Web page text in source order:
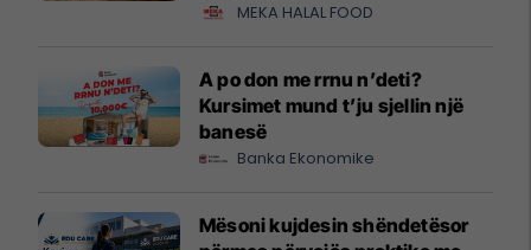
MEKA HALAL FOOD
A po don me rrnu n’deti?
Kursimet mund t’ju sjellin një
banesë
Banka Ekonomike
Mësoni kujdesin shëndetësor